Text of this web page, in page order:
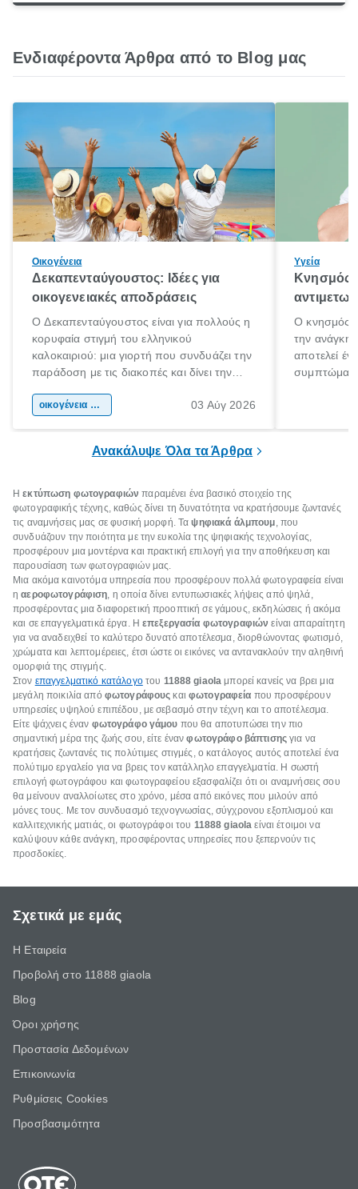
Ενδιαφέροντα Άρθρα από το Blog μας
Οικογένεια
Δεκαπενταύγουστος: Ιδέες για
οικογενειακές αποδράσεις
Ο Δεκαπενταύγουστος είναι για πολλούς η
κορυφαία στιγμή του ελληνικού
καλοκαιριού: μια γιορτή που συνδυάζει την
παράδοση με τις διακοπές και δίνει την
χώρας. Είτε πρόκειται για λίγες μέρες
οικογένεια & παιδί 03 Αύγ 2026
Υγεία
Κνησμός:
Ο κνησμός
την ανάγκη
αποτελεί
Ανακάλυψε Όλα τα Άρθρα
Ηεκτύπωση φωτογραφιών παραμένει ένα βασικό στοιχείο της
φωτογραφικής τέχνης, καθώς δίνει τη δυνατότητα να κρατήσουμε ζωντανές
τις αναμνήσεις μας σε φυσική μορφή. Ταψηφιακά άλμπουμ, που
συνδυάζουν την ποιότητα με την ευκολία της ψηφιακής τεχνολογίας,
προσφέρουν μια μοντέρνα και πρακτική επιλογή για την αποθήκευση και
παρουσίαση των φωτογραφιών μας.
Μια ακόμα καινοτόμα υπηρεσία που προσφέρουν πολλά φωτογραφεία είναι
ηαεροφωτογράφιση, η οποία δίνει εντυπωσιακές λήψεις από ψηλά,
προσφέροντας μια διαφορετική προοπτική σε γάμους, εκδηλώσεις ή ακόμα
και σε επαγγελματικά έργα. Ηεπεξεργασία φωτογραφιών είναι απαραίτητη
για να αναδειχθεί το καλύτερο δυνατό αποτέλεσμα, διορθώνοντας φωτισμό,
χρώματα και λεπτομέρειες, έτσι ώστε οι εικόνες να αντανακλούν την αληθινή
ομορφιά της στιγμής.
Στον επαγγελματικό κατάλογοτου 11888giaola μπορεί κανείς να βρει μια
μεγάλη ποικιλία από φωτογράφους καιφωτογραφεία που προσφέρουν
υπηρεσίες υψηλού επιπέδου, με σεβασμό στην τέχνη και το αποτέλεσμα.
Είτε ψάχνεις έναν φωτογράφο γάμου που θα αποτυπώσει την πιο
σημαντική μέρα της ζωής σου, είτε ένανφωτογράφο βάπτισης για να
κρατήσεις ζωντανές τις πολύτιμες στιγμές, ο κατάλογος αυτός αποτελεί ένα
πολύτιμο εργαλείο για να βρεις τον κατάλληλο επαγγελματία. Η σωστή
επιλογή φωτογράφου και φωτογραφείου εξασφαλίζει ότι οι αναμνήσεις σου
θα μείνουν αναλλοίωτες στο χρόνο, μέσα από εικόνες που μιλούν από
μόνες τους. Με τον συνδυασμό τεχνογνωσίας, σύγχρονου εξοπλισμού και
καλλιτεχνικής ματιάς, οι φωτογράφοι του 11888giaola είναι έτοιμοι να
καλύψουν κάθε ανάγκη, προσφέροντας υπηρεσίες που ξεπερνούν τις
προσδοκίες.
Σχετικά με εμάς
Η Εταιρεία
Προβολή στο 11888 giaola
Blog
Όροι χρήσης
Προστασία Δεδομένων
Επικοινωνία
Ρυθμίσεις Cookies
Προσβασιμότητα